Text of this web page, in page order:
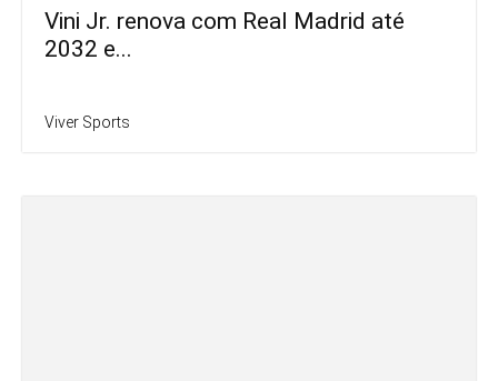
Vini Jr. renova com Real Madrid até
2032 e...
Viver Sports